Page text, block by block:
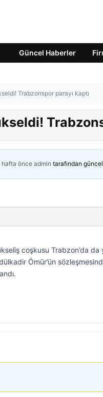
Güncel Haberler
Trabzonspor parayı kaptı
hafta önceadmin tarafından
coşkusu Trabzon’da
Ömür’ün